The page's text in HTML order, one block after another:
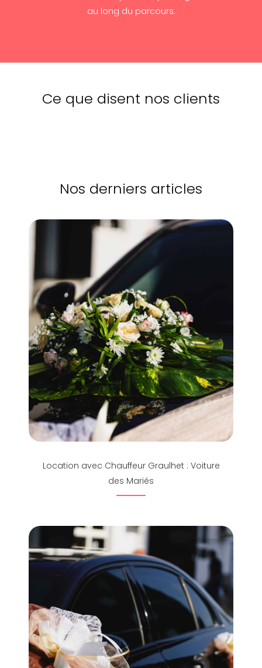
au long du parcours.
Ce que disent nos clients
Nos derniers articles
Location avec Chauffeur Graulhet : Voiture
des Mariés